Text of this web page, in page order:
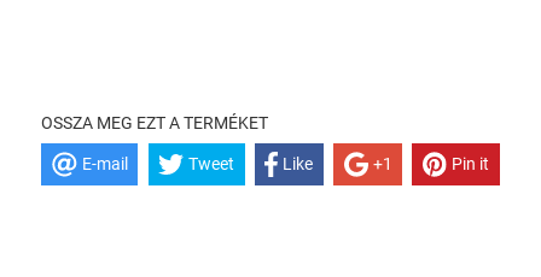
OSSZA MEG EZT A TERMÉKET
E-mail Tweet Like +1 Pin it